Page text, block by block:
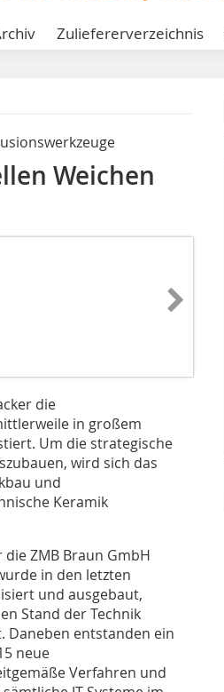
Zuliefererverzeichnis
Weichen
die
in großem
Um die strategische
wird sich das
und
Keramik
ZMB Braun GmbH
in den letzten
und ausgebaut,
Stand der Technik
Daneben entstanden ein
neue
Verfahren und